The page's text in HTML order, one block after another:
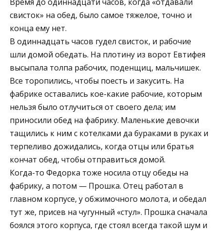
свисток» на обед, было самое тяжелое, точно и
конца ему нет.
В одиннадцать часов гудел свисток, и рабочие
шли домой обедать. На плотину из ворот Евтифея
высыпала толпа рабочих, поденщиц, мальчишек.
Все торопились, чтобы поесть и закусить. На
фабрике оставались кое-какие рабочие, которым
нельзя было отлучиться от своего дела; им
приносили обед на фабрику. Маленькие девочки
тащились к ним с котелками да бураками в руках и
терпеливо дожидались, когда отцы или братья
кончат обед, чтобы отправиться домой.
Когда-то Федорка тоже носила отцу обеды на
фабрику, а потом — Прошка. Отец работал в
главном корпусе, у обжимочного молота, и обедал
тут же, присев на чугунный «стул». Прошка сначала
боялся этого корпуса, где стоял всегда такой шум и